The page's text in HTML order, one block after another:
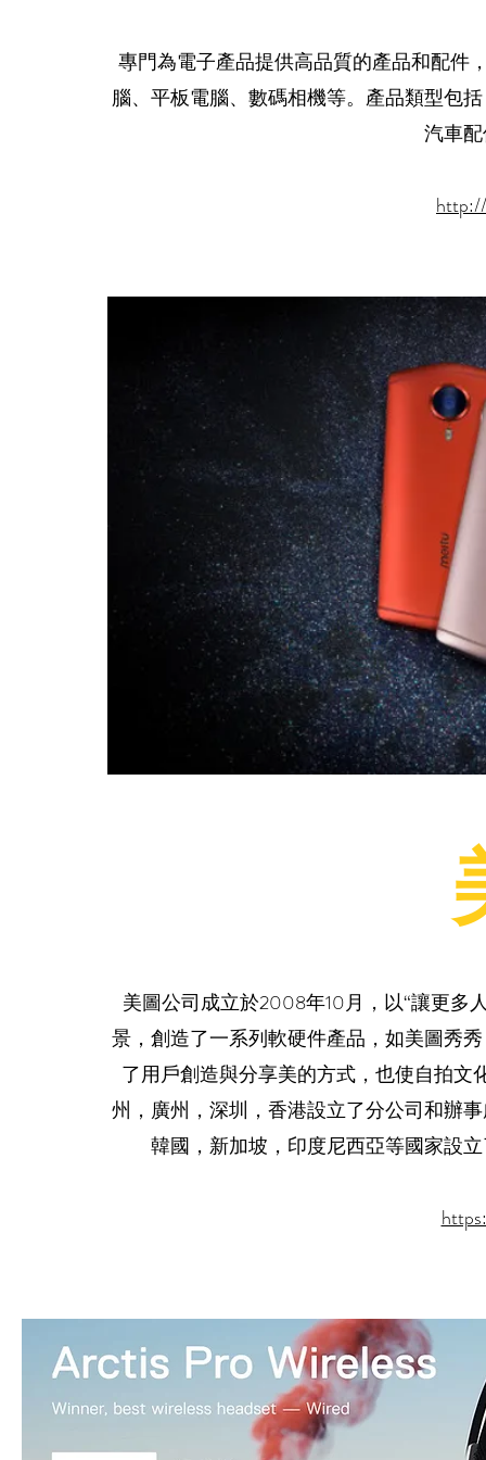
專門為電子產品提供高品質的產品和配件
腦、平板電腦、數碼相機等。產品類型包
汽車
美圖公司成立於2008年10月，以“讓更多
景，創造了一系列軟硬件產品，如美圖秀
了用戶創造與分享美的方式，也使自拍
州，廣州，深圳，香港設立了分公司和辦
韓國，新加坡，印度尼西亞等國家設